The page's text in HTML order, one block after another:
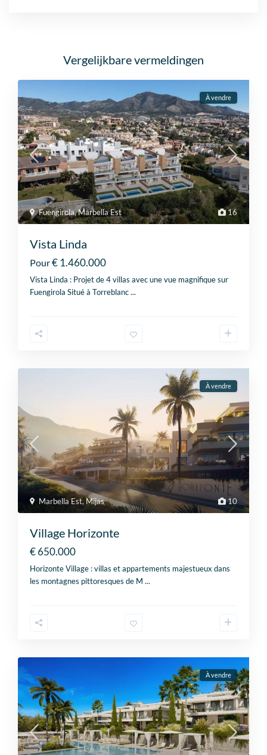
Vergelijkbare vermeldingen
16
Fuengirola,Marbella Est
À vendre
Vista Linda
Pour€ 1.460.000
Vista Linda : Projet de 4 villas avec une vue magnifique sur
Fuengirola Situé à Torreblanc...
10
Marbella Est,Mijas
À vendre
Village Horizonte
€ 650.000
Horizonte Village : villas et appartements majestueux dans
les montagnes pittoresques de M...
À vendre